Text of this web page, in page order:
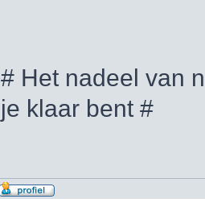
# Het nadeel van
je klaar bent #